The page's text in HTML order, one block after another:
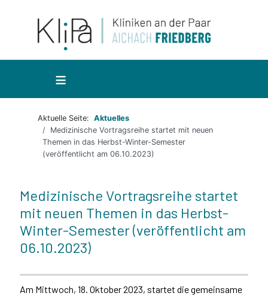
≡
Aktuelle Seite: Aktuelles
Medizinische Vortragsreihe startet mit neuen
Themen in das Herbst-Winter-Semester
(veröffentlicht am 06.10.2023)
Medizinische Vortragsreihe startet
mit neuen Themen in das Herbst-
Winter-Semester (veröffentlicht am
06.10.2023)
Am Mittwoch, 18. Oktober 2023, startet die gemeinsame